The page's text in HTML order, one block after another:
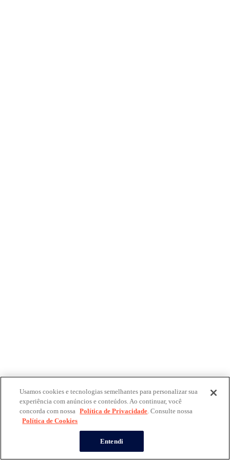
Usamos cookies e tecnologias semelhantes para personalizar sua
experiência com anúncios e conteúdos. Ao continuar, você
concorda com nossa Política de Privacidade. Consulte nossa
Política de Cookies
Entendi